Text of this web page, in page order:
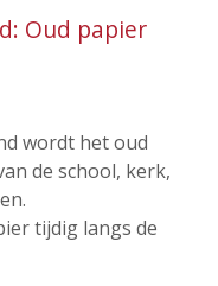
Oud papier
wordt het oud
de school, kerk,
tijdig langs de